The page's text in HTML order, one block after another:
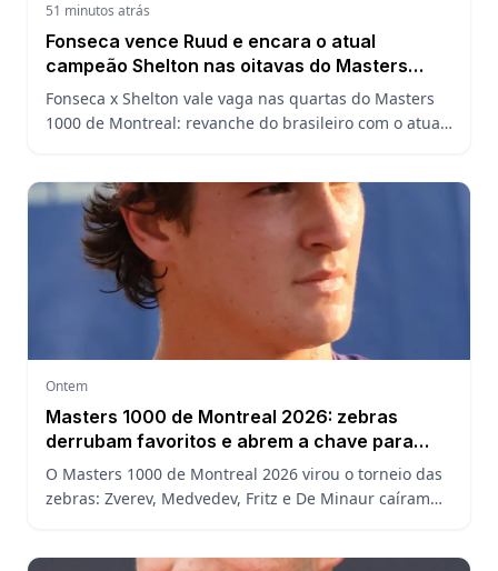
51 minutos atrás
Fonseca vence Ruud e encara o atual
campeão Shelton nas oitavas do Masters
1000 de Montreal
Fonseca x Shelton vale vaga nas quartas do Masters
1000 de Montreal: revanche do brasileiro com o atual
Ontem
Masters 1000 de Montreal 2026: zebras
derrubam favoritos e abrem a chave para
João Fonseca
O Masters 1000 de Montreal 2026 virou o torneio das
zebras: Zverev, Medvedev, Fritz e De Minaur caíram